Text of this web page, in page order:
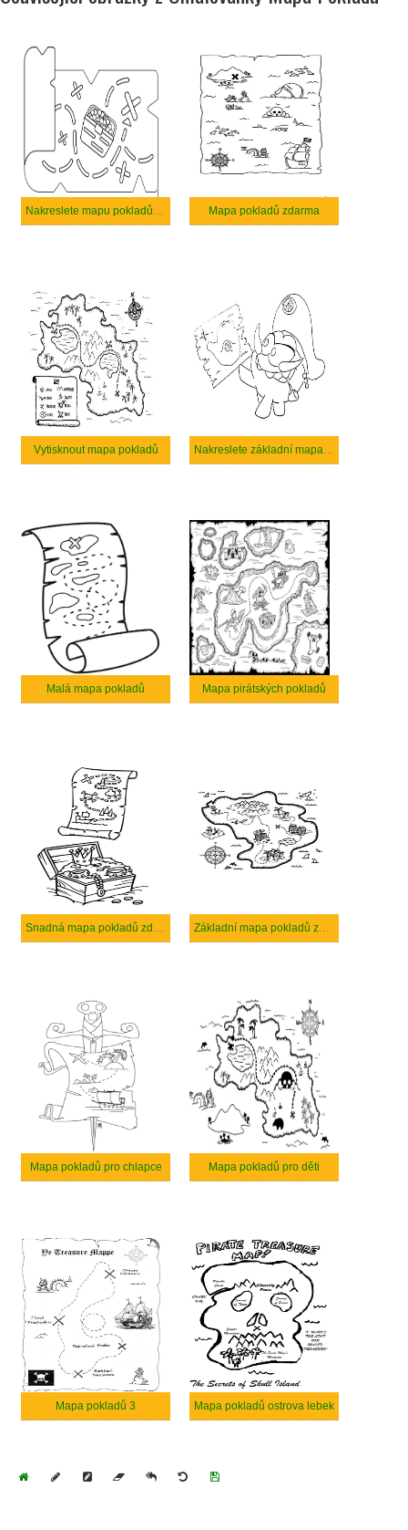
Nakreslete mapu pokladů u dětí Mapa pokladů zdarma
Vytisknout mapa pokladů Nakreslete základní mapa pokladů
Malá mapa pokladů Mapa pirátských pokladů
Snadná mapa pokladů zdarma Základní mapa pokladů zdarma
Mapa pokladů pro chlapce Mapa pokladů pro děti
Mapa pokladů 3 Mapa pokladů ostrova lebek